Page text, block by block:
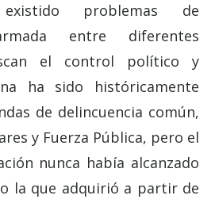
problemas de
entre diferentes
el control político y
ha sido históricamente
de delincuencia común,
y Fuerza Pública, pero el
nunca había alcanzado
la que adquirió a partir de